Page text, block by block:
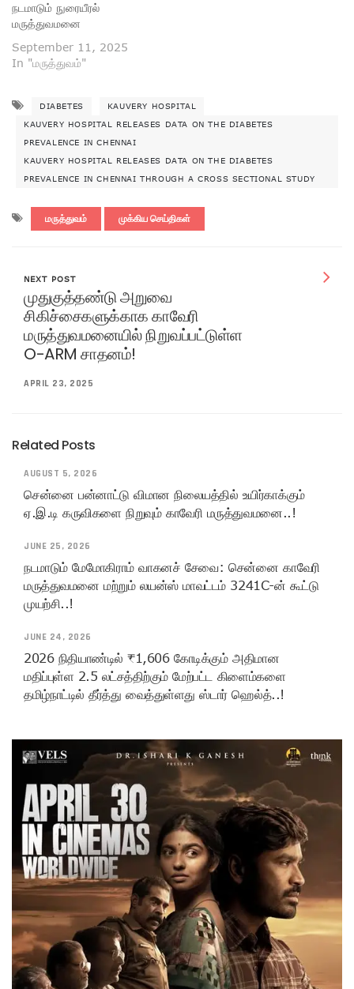
நடமாடும் நுரையீரல்
மருத்துவமனை
September 11, 2025
In "மருத்துவம்"
DIABETES
KAUVERY HOSPITAL
KAUVERY HOSPITAL RELEASES DATA ON THE DIABETES
PREVALENCE IN CHENNAI
KAUVERY HOSPITAL RELEASES DATA ON THE DIABETES
PREVALENCE IN CHENNAI THROUGH A CROSS SECTIONAL STUDY
மருத்துவம் முக்கிய செய்திகள்
NEXT POST
முதுகுத்தண்டு அறுவை
சிகிச்சைகளுக்காக காவேரி
மருத்துவமனையில் நிறுவப்பட்டுள்ள
O-ARM சாதனம்!
APRIL 23, 2025
Related Posts
AUGUST 5, 2026
சென்னை பன்னாட்டு விமான நிலையத்தில் உயிர்காக்கும்
ஏ.இ.டி கருவிகளை நிறுவும் காவேரி மருத்துவமனை..!
JUNE 25, 2026
நடமாடும் மேமோகிராம் வாகனச் சேவை: சென்னை காவேரி
மருத்துவமனை மற்றும் லயன்ஸ் மாவட்டம் 3241C-ன் கூட்டு
முயற்சி..!
JUNE 24, 2026
2026 நிதியாண்டில் ₹1,606 கோடிக்கும் அதிமான
மதிப்புள்ள 2.5 லட்சத்திற்கும் மேற்பட்ட கிளைம்களை
தமிழ்நாட்டில் தீர்த்து வைத்துள்ளது ஸ்டார் ஹெல்த்..!